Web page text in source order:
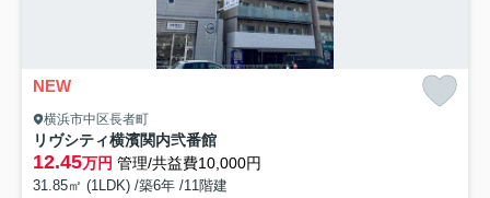
NEW
横浜市中区長者町
リヴシティ横濱関内弐番館
12.45万円 管理/共益費10,000円
31.85㎡ (1LDK) /築6年 /11階建